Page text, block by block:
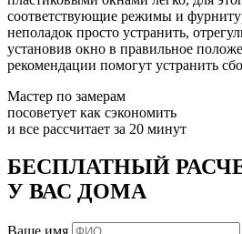
соответствующие режимы и
неполадок просто устранить,
установив окно в правильное
рекомендации помогут устранить
Мастер по замерам
посоветует как сэкономить
и все рассчитает за 20 минут
БЕСПЛАТНЫЙ
У ВАС ДОМА